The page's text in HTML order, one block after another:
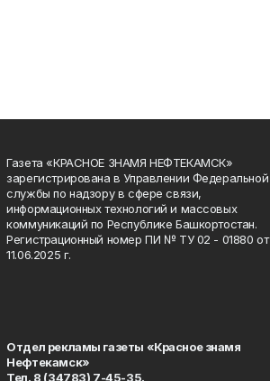
Газета «КРАСНОЕ ЗНАМЯ НЕФТЕКАМСК»
зарегистрирована в Управлении Федеральной
службы по надзору в сфере связи,
информационных технологий и массовых
коммуникаций по Республике Башкортостан.
Регистрационный номер ПИ № ТУ 02 - 01880 от
11.06.2025 г.
Отдел рекламы газеты «Красное знамя
Нефтекамск»
Тел. 8 (34783) 7-45-35.